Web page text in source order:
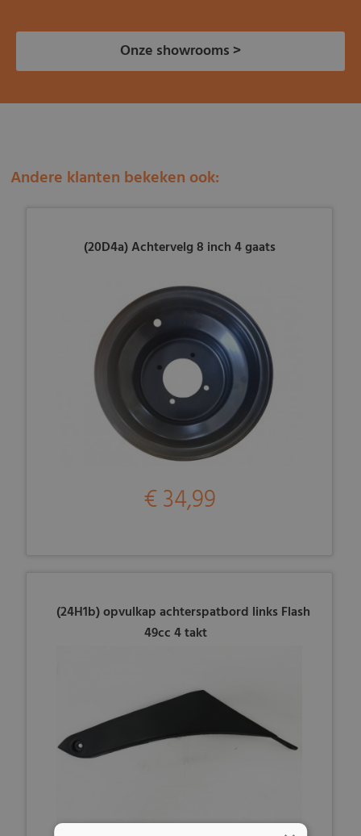
Onze showrooms >
Andere klanten bekeken ook:
(20D4a) Achtervelg 8 inch 4 gaats
€ 34,99
(24H1b) opvulkap achterspatbord links Flash
49cc 4 takt